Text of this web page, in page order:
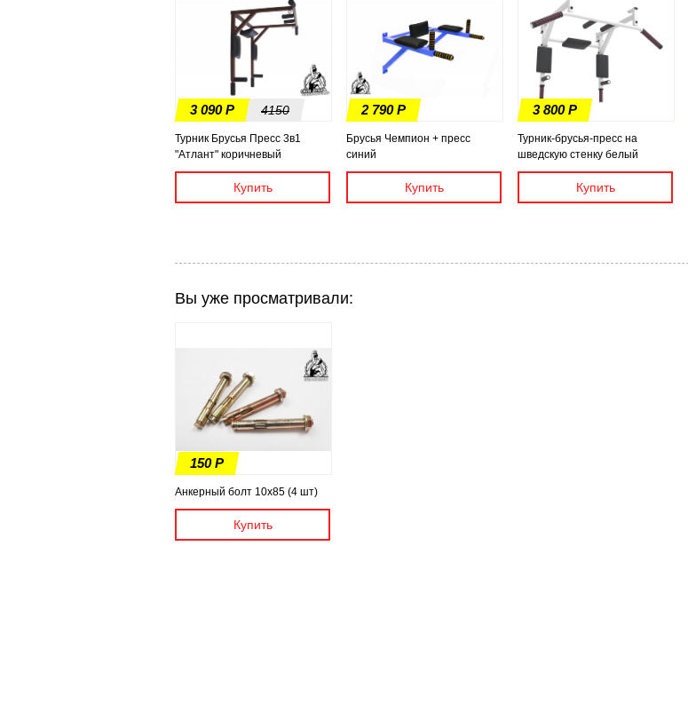
3 090 Р 4150
Турник Брусья Пресс 3в1
"Атлант" коричневый
2 790 Р
Брусья Чемпион + пресс
синий
3 800 Р
Турник-брусья-пресс на
шведскую стенку белый
Вы уже просматривали:
150 Р
Анкерный болт 10х85 (4 шт)